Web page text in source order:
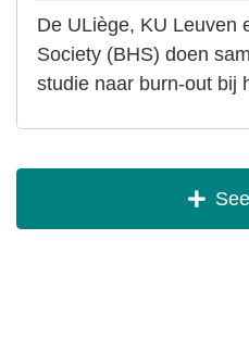
De ULiège, KU Leuven
Society (BHS) doen
studie naar burn-out bij